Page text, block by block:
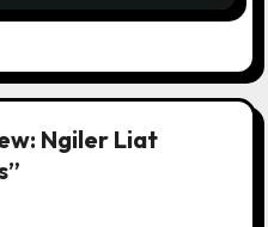
Ngiler Liat